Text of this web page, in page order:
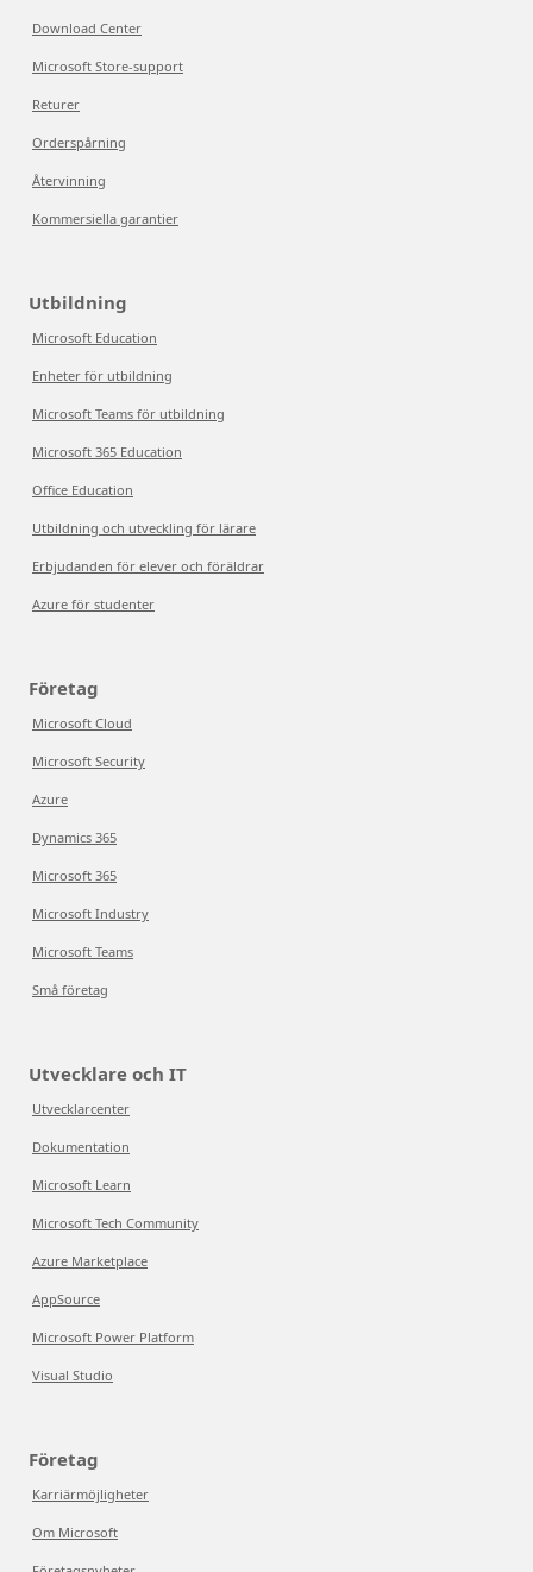
Download Center
Microsoft Store-support
Returer
Orderspårning
Återvinning
Kommersiella garantier
Utbildning
Microsoft Education
Enheter för utbildning
Microsoft Teams för utbildning
Microsoft 365 Education
Office Education
Utbildning och utveckling för lärare
Erbjudanden för elever och föräldrar
Azure för studenter
Företag
Microsoft Cloud
Microsoft Security
Azure
Dynamics 365
Microsoft 365
Microsoft Industry
Microsoft Teams
Små företag
Utvecklare och IT
Utvecklarcenter
Dokumentation
Microsoft Learn
Microsoft Tech Community
Azure Marketplace
AppSource
Microsoft Power Platform
Visual Studio
Företag
Karriärmöjligheter
Om Microsoft